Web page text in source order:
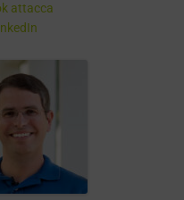
attacca